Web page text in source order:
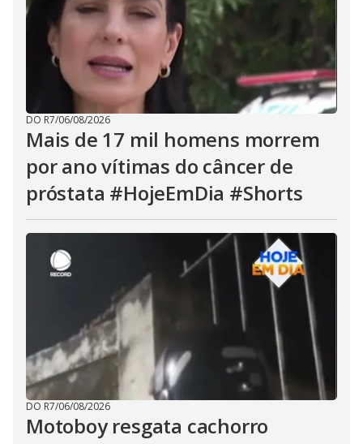
DO R7/06/08/2026
Mais de 17 mil homens morrem
por ano vítimas do câncer de
próstata #HojeEmDia #Shorts
DO R7/06/08/2026
Motoboy resgata cachorro